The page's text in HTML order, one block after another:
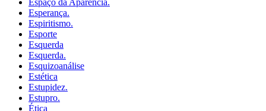
Espaço da Aparência.
Esperança.
Espiritismo.
Esporte
Esquerda
Esquerda.
Esquizoanálise
Estética
Estupidez.
Estupro.
Ética